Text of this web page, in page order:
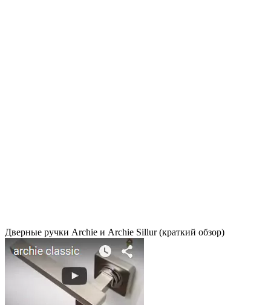
Дверные ручки Archie и Archie Sillur (краткий обзор)